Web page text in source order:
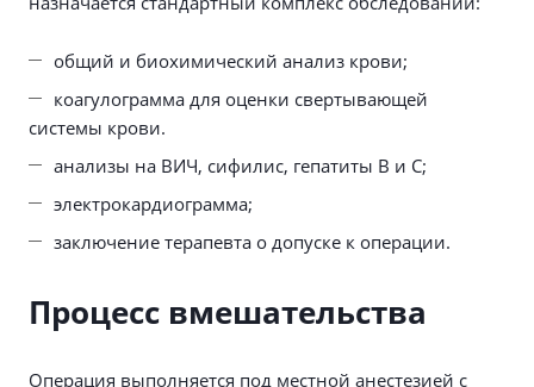
общий и биохимический анализ крови;
коагулограмма для оценки свертывающей
системы крови.
анализы на ВИЧ, сифилис, гепатиты B и C;
электрокардиограмма;
заключение терапевта о допуске к операции.
Процесс вмешательства
Операция выполняется под местной анестезией с